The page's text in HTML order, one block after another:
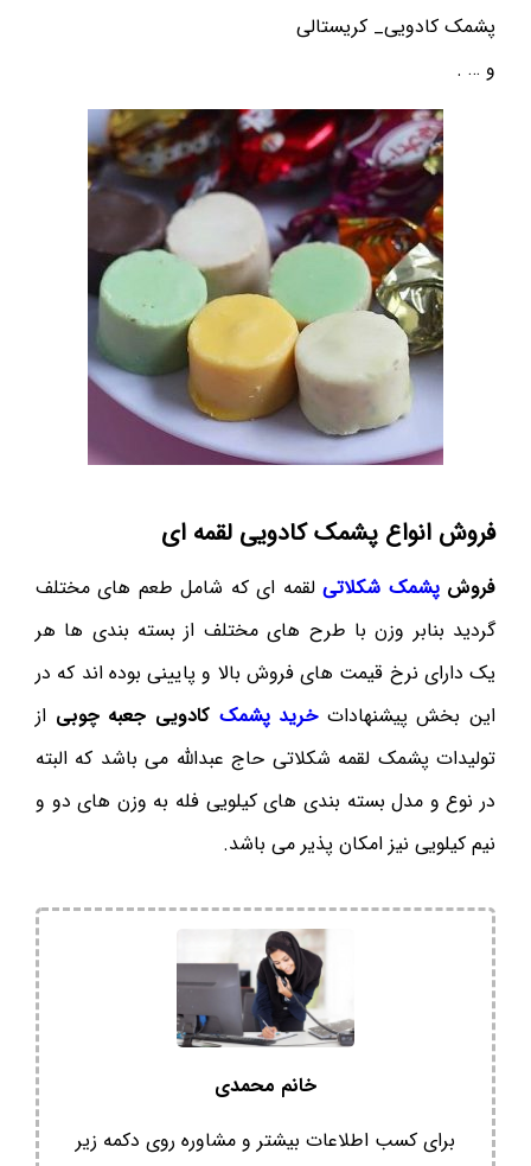
پشمک کادویی_ کریستالی
و … .
فروش انواع پشمک کادویی لقمه ای
فروشپشمک شکلاتیلقمه ای که شامل طعم های مختلف
گردید بنابر وزن با طرح های مختلف از بسته بندی ها هر
یک دارای نرخ قیمت های فروش بالا و پایینی بوده اند که در
این بخش پیشنهاداتخرید پشمک کادویی جعبه چوبی از
تولیدات پشمک لقمه شکلاتی حاج عبدالله می باشد که البته
در نوع و مدل بسته بندی های کیلویی فله به وزن های دو و
نیم کیلویی نیز امکان پذیر می باشد.
خانم محمدی
برای کسب اطلاعات بیشتر و مشاوره روی دکمه زیر